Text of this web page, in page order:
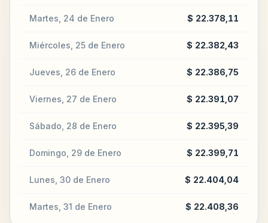
Martes, 24 de Enero $ 22.378,11
Miércoles, 25 de Enero $ 22.382,43
Jueves, 26 de Enero $ 22.386,75
Viernes, 27 de Enero $ 22.391,07
Sábado, 28 de Enero $ 22.395,39
Domingo, 29 de Enero $ 22.399,71
Lunes, 30 de Enero $ 22.404,04
Martes, 31 de Enero $ 22.408,36